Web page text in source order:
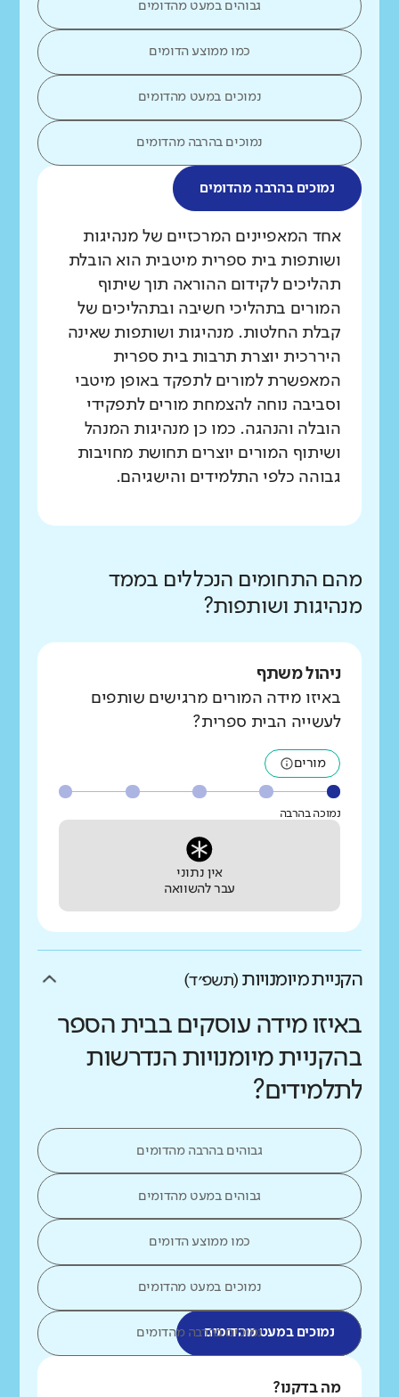
גבוהים במעט מהדומים
כמו ממוצע הדומים
נמוכים במעט מהדומים
נמוכים בהרבה מהדומים
נמוכים בהרבה מהדומים
מה בדקנו?
אחד המאפיינים המרכזיים של מנהיגות
ושותפות בית ספרית מיטבית הוא הובלת
תהליכים לקידום ההוראה תוך שיתוף
המורים בתהליכי חשיבה ובתהליכים של
קבלת החלטות. מנהיגות ושותפות שאינה
היררכית יוצרת תרבות בית ספרית
המאפשרת למורים לתפקד באופן מיטבי
וסביבה נוחה להצמחת מורים לתפקידי
הובלה והנהגה. כמו כן מנהיגות המנהל
ושיתוף המורים יוצרים תחושת מחויבות
גבוהה כלפי התלמידים והישגיהם.
מהם התחומים הנכללים בממד
מנהיגות ושותפות?
ניהול משתף
באיזו מידה המורים מרגישים שותפים
לעשייה הבית ספרית?
מורים
נמוכה בהרבה
אין נתוני
עבר להשוואה
הקניית מיומנויות (תשפ״ד)
באיזו מידה עוסקים בבית הספר
בהקניית מיומנויות הנדרשות
לתלמידים?
גבוהים בהרבה מהדומים
גבוהים במעט מהדומים
כמו ממוצע הדומים
נמוכים במעט מהדומים
נמוכים במעט מהדומיםנמוכים בהרבה מהדומים
מה בדקנו?